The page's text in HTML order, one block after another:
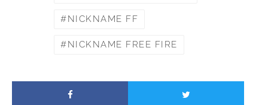
NICKNAME FF
NICKNAME FREE FIRE